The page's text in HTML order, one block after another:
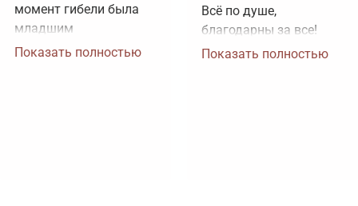
момент гибели была
младшим
лейтенантом.
Показать полностью
Всё по душе,
благодарны за все!
Показать полностью